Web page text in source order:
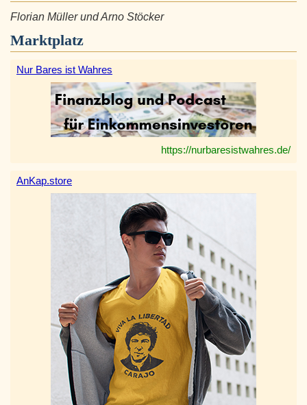
Florian Müller und Arno Stöcker
Marktplatz
Nur Bares ist Wahres
https://nurbaresistwahres.de/
AnKap.store